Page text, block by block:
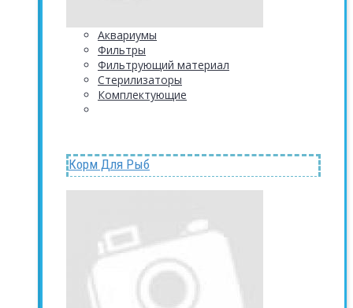
Аквариумы
Фильтры
Фильтрующий материал
Стерилизаторы
Комплектующие
Корм Для Рыб